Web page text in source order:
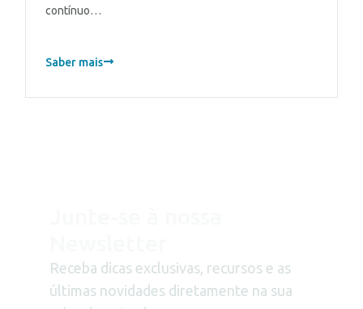
contínuo…
Saber mais
Receba dicas exclusivas, recursos e as
últimas novidades diretamente na sua